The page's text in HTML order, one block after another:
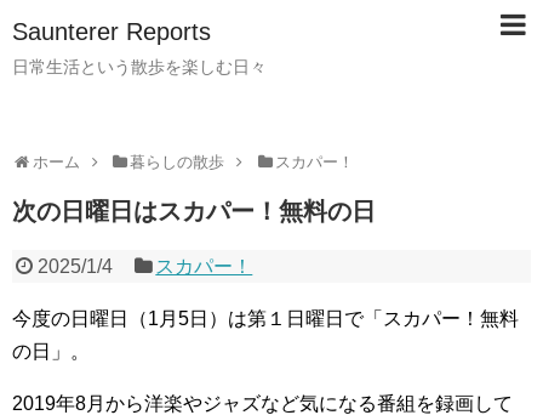
Saunterer Reports
日常生活という散歩を楽しむ日々
ホーム 暮らしの散歩 スカパー！
次の日曜日はスカパー！無料の日
2025/1/4 スカパー！
今度の日曜日（1月5日）は第１日曜日で「スカパー！無料
の日」。
2019年8月から洋楽やジャズなど気になる番組を録画して